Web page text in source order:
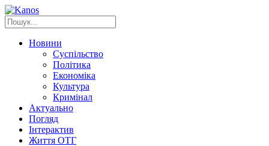
Новини
Суспільство
Політика
Економіка
Культура
Кримінал
Актуально
Погляд
Інтерактив
Життя ОТГ